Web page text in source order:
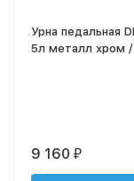
Урна педальная
5л металл хром
9 160₽